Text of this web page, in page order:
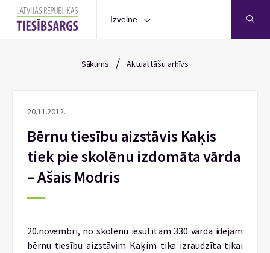
Izvēlne
Sākums / Aktualitāšu arhīvs
20.11.2012.
Bērnu tiesību aizstāvis Kaķis
tiek pie skolēnu izdomāta vārda
– Ašais Modris
20.novembrī, no skolēnu iesūtītām 330 vārda idejām
bērnu tiesību aizstāvim Kaķim tika izraudzīta tikai